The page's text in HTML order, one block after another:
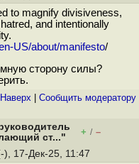
to magnify divisiveness,
and intentionally
US/about/manifesto/
сторону силы?
Наверх Cообщить модератору
ст..."
+ / –
), 17-Дек-25, 11:47